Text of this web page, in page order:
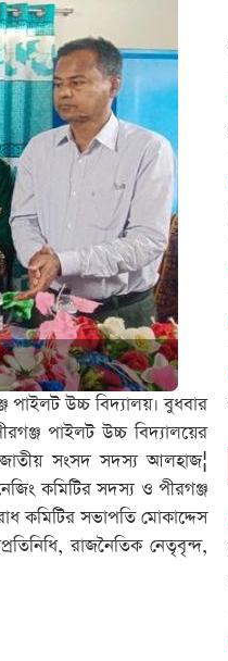
উচ্চ বিদ্যালয়। বুধবার
পাইলট উচ্চ বিদ্যালয়ের
জাতীয় সংসদ সদস্য আলহাজ¦
কমিটির সদস্য ও পীরগঞ্জ
কমিটির সভাপতি মোকাদ্দেস
রাজনৈতিক নেতৃবৃন্দ,